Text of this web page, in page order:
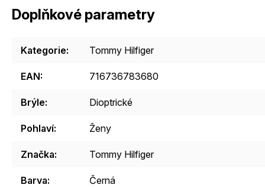
Doplňkové parametry
Kategorie: Tommy Hilfiger
EAN: 716736783680
Brýle: Dioptrické
Pohlaví: Ženy
Značka: Tommy Hilfiger
Barva: Černá